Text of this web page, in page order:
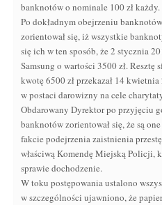
banknotów o nominale 100 zł każdy.
Po dokładnym obejrzeniu
zorientował się, iż wszystkie
się ich w ten sposób, że 2 stycznia
Samsung o wartości 3500 zł. Resztę
kwotę 6500 zł przekazał 14
w postaci darowizny na cele
Obdarowany Dyrektor po przyjęciu
banknotów zorientował się, że są
fakcie podejrzenia zaistnienia
właściwą Komendę Miejską Policji,
sprawie dochodzenie.
W toku postępowania ustalono
w szczególności ujawniono, że